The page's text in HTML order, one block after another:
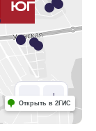
Открыть в 2ГИС